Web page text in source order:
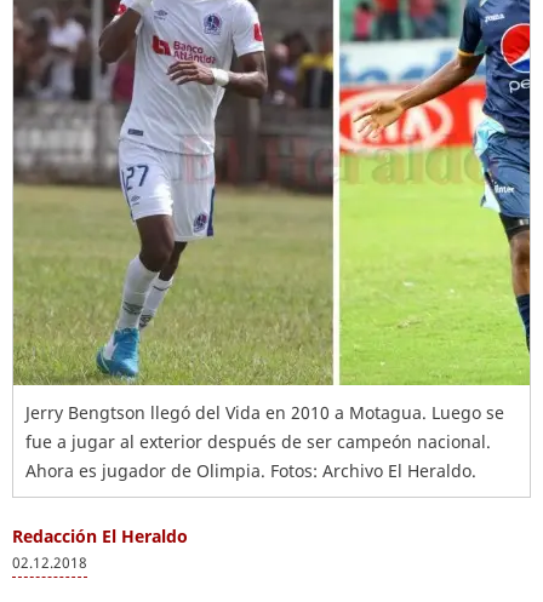
Jerry Bengtson llegó del Vida en 2010 a Motagua. Luego se
fue a jugar al exterior después de ser campeón nacional.
Ahora es jugador de Olimpia. Fotos: Archivo El Heraldo.
Redacción El Heraldo
02.12.2018